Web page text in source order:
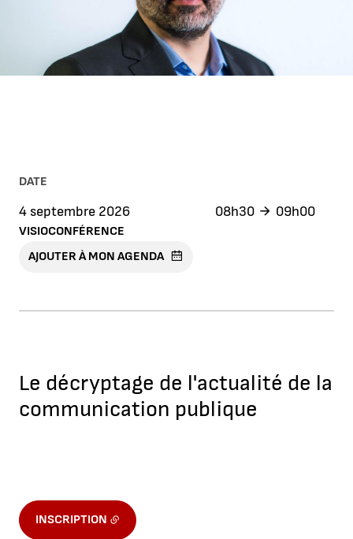
DATE
4 septembre 2026 08h30 09h00
VISIOCONFÉRENCE
AJOUTER À MON AGENDA
Le décryptage de l'actualité de la
communication publique
INSCRIPTION